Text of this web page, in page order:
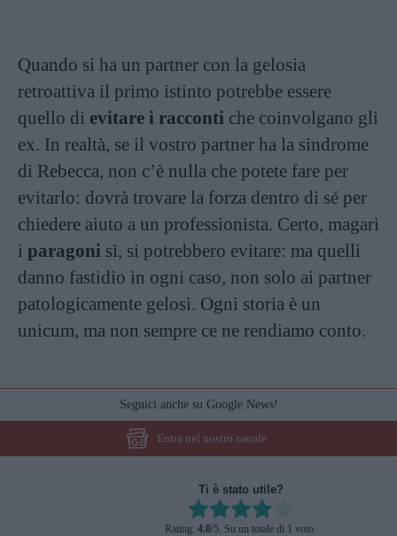
Quando si ha un partner con la gelosia
retroattiva il primo istinto potrebbe essere
quello di evitare i racconti che coinvolgano gli
ex. In realtà, se il vostro partner ha la sindrome
di Rebecca, non c’è nulla che potete fare per
evitarlo: dovrà trovare la forza dentro di sé per
chiedere aiuto a un professionista. Certo, magari
i paragoni sì, si potrebbero evitare: ma quelli
danno fastidio in ogni caso, non solo ai partner
patologicamente gelosi. Ogni storia è un
unicum, ma non sempre ce ne rendiamo conto.
Seguici anche su Google News!
Entra nel nostro canale
Ti è stato utile?
Rate this item:
Rating: 4.0/5. Su un totale di 1 voto.